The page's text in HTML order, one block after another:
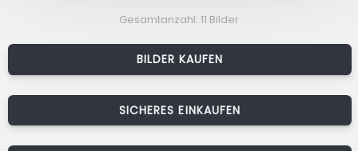
Gesamtanzahl: 11 Bilder
BILDER KAUFEN
SICHERES EINKAUFEN